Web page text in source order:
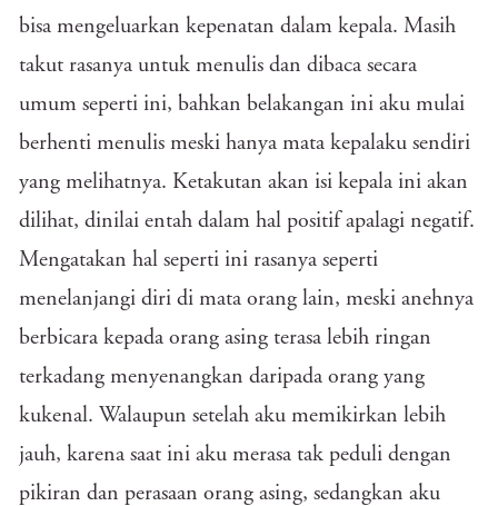
bisa mengeluarkan kepenatan dalam kepala. Masih
takut rasanya untuk menulis dan dibaca secara
umum seperti ini, bahkan belakangan ini aku mulai
berhenti menulis meski hanya mata kepalaku sendiri
yang melihatnya. Ketakutan akan isi kepala ini akan
dilihat, dinilai entah dalam hal positif apalagi negatif.
Mengatakan hal seperti ini rasanya seperti
menelanjangi diri di mata orang lain, meski anehnya
berbicara kepada orang asing terasa lebih ringan
terkadang menyenangkan daripada orang yang
kukenal. Walaupun setelah aku memikirkan lebih
jauh, karena saat ini aku merasa tak peduli dengan
pikiran dan perasaan orang asing, sedangkan aku